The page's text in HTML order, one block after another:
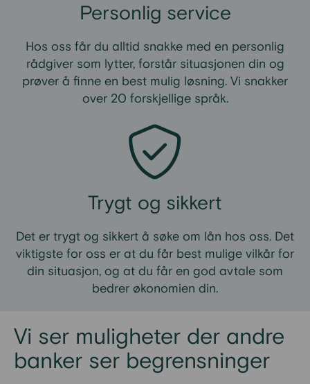
Personlig service
Hos oss får du alltid snakke med en personlig
rådgiver som lytter, forstår situasjonen din og
prøver å finne en best mulig løsning. Vi snakker
over 20 forskjellige språk.
Trygt og sikkert
Det er trygt og sikkert å søke om lån hos oss. Det
viktigste for oss er at du får best mulige vilkår for
din situasjon, og at du får en god avtale som
bedrer økonomien din.
Vi ser muligheter der andre
banker ser begrensninger